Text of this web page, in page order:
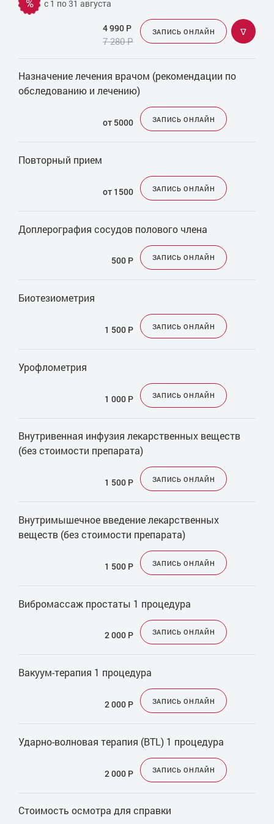
Массаж уретры
Матрикс урология
Оперативное лечение мочекаменной болезни
Другие услуги
% с 1 по 31 августа
4 990 Р
7 280Р
ЗАПИСЬ ОНЛАЙН ᐁ
Назначение лечения врачом (рекомендации по
обследованию и лечению)
от 5000 ЗАПИСЬ ОНЛАЙН
Повторный прием
от 1500 ЗАПИСЬ ОНЛАЙН
Доплерография сосудов полового члена
500 Р ЗАПИСЬ ОНЛАЙН
Биотезиометрия
1 500 Р ЗАПИСЬ ОНЛАЙН
Урофлометрия
1 000 Р ЗАПИСЬ ОНЛАЙН
Внутривенная инфузия лекарственных веществ
(без стоимости препарата)
1 500 Р ЗАПИСЬ ОНЛАЙН
Внутримышечное введение лекарственных
веществ (без стоимости препарата)
1 500 Р ЗАПИСЬ ОНЛАЙН
Вибромассаж простаты 1 процедура
2 000 Р ЗАПИСЬ ОНЛАЙН
Вакуум-терапия 1 процедура
2 000 Р ЗАПИСЬ ОНЛАЙН
Ударно-волновая терапия (BTL) 1 процедура
2 000 Р ЗАПИСЬ ОНЛАЙН
Стоимость осмотра для справки